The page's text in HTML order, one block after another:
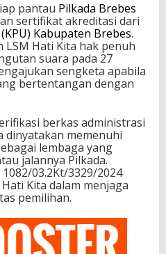
pantau Pilkada Brebes
sertifikat akreditasi dari
Kabupaten Brebes.
Hati Kita hak penuh
suara pada 27
sengketa apabila
bertentangan dengan
berkas administrasi
dinyatakan memenuhi
lembaga yang
jalannya Pilkada.
03.2Kt/3329/2024
Kita dalam menjaga
pemilihan.